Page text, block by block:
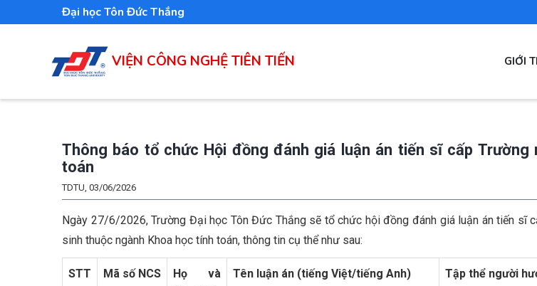
Đại học Tôn Đức Thắng
VIỆN CÔNG NGHỆ TIÊN TIẾN
MAIN
GIỚI
Thông báo tổ chức Hội đồng đánh giá luận án tiến sĩ cấp Trường
toán
TDTU, 03/06/2026
Ngày 27/6/2026, Trường Đại học Tôn Đức Thắng sẽ tổ chức hội đồng đánh giá luận án tiến sĩ
sinh thuộc ngành Khoa học tính toán, thông tin cụ thể như sau:
STT Mã số NCS
Họ và
Tên luận án (tiếng Việt/tiếng Anh) Tập thể người